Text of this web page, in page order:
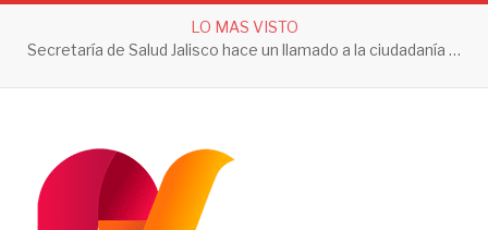
LO MAS VISTO
Secretaría de Salud Jalisco hace un llamado a la ciudadanía a tomar acciones contra el dengue en esta temporada de lluvias